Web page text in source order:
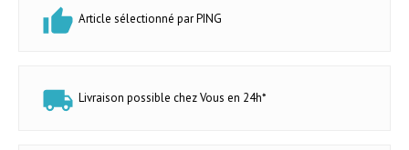
Article sélectionné par PING
Livraison possible chez Vous en 24h*